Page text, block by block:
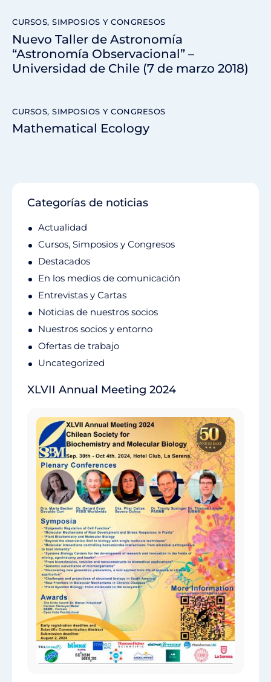
CURSOS, SIMPOSIOS Y CONGRESOS
Nuevo Taller de Astronomía
“Astronomía Observacional” –
Universidad de Chile (7 de marzo 2018)
CURSOS, SIMPOSIOS Y CONGRESOS
Mathematical Ecology
Categorías de noticias
Actualidad
Cursos, Simposios y Congresos
Destacados
En los medios de comunicación
Entrevistas y Cartas
Noticias de nuestros socios
Nuestros socios y entorno
Ofertas de trabajo
Uncategorized
XLVII Annual Meeting 2024